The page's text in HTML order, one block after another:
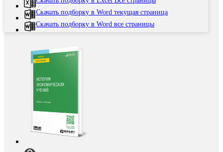
Скачать подборку в Word текущая страница
Скачать подборку в Word все страницы